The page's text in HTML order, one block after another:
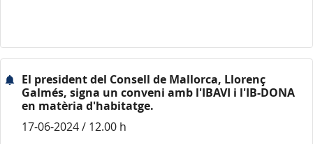
El president del Consell de Mallorca, Llorenç
Galmés, signa un conveni amb l'IBAVI i l'IB-DONA
en matèria d'habitatge.
17-06-2024 / 12.00 h